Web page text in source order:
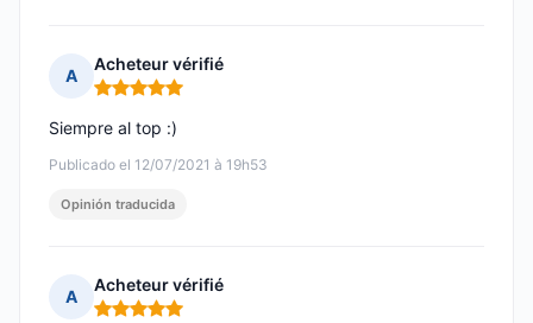
A
Acheteur vérifié
Nota: 5 de 5
Publicado el 12/07/2021 à 19h53
Siempre al top :)
Opinión traducida
A
Acheteur vérifié
Nota: 5 de 5